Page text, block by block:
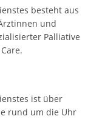
besteht aus
und
Palliative
ist über
rund um die Uhr